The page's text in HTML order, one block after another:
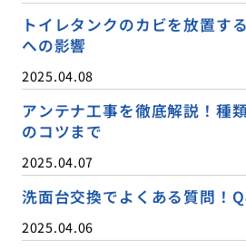
トイレタンクのカビを放置す
への影響
2025.04.08
アンテナ工事を徹底解説！種
のコツまで
2025.04.07
洗面台交換でよくある質問！
2025.04.06